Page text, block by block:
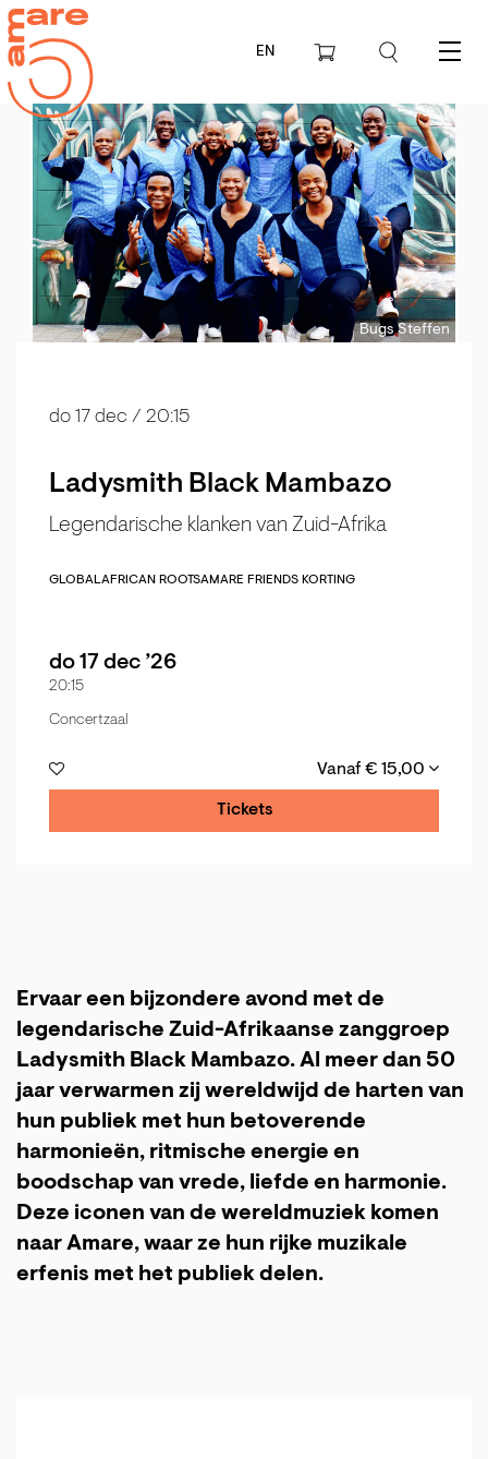
EN Menu
Bugs Steffen
Ladysmith Black Mambazo
Legendarische klanken van Zuid-Afrika
do 17 dec / 20:15
GLOBALAFRICAN ROOTSAMARE FRIENDS KORTING
do 17 dec ’26
20:15
Concertzaal
Vanaf € 15,00
Tickets
Ervaar een bijzondere avond met de
legendarische Zuid-Afrikaanse zanggroep
Ladysmith Black Mambazo. Al meer dan 50
jaar verwarmen zij wereldwijd de harten van
hun publiek met hun betoverende
harmonieën, ritmische energie en
boodschap van vrede, liefde en harmonie.
Deze iconen van de wereldmuziek komen
naar Amare, waar ze hun rijke muzikale
erfenis met het publiek delen.